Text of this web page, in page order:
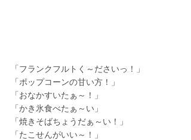
「フランクフルトく～ださいっ！」
「ポップコーンの甘い方！」
「おなかすいたぁ～！」
「かき氷食べたぁ～い」
「焼きそばちょうだぁ～い！」
「たこせんがいい～！」